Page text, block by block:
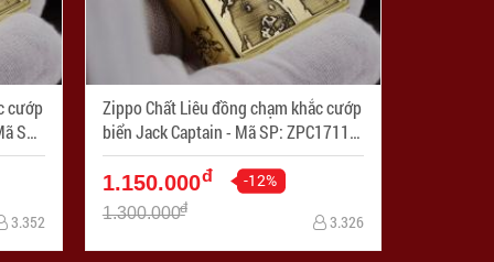
cướp
3.352
Zippo Chất Liêu đồng chạm khắc cướp
biển Jack Captain - Mã SP: ZPC1711-
254
1.150.000đ -12%
1.300.000đ
3.326